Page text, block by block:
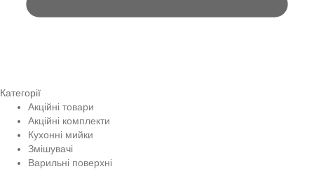
Категорії
Акційні товари
Акційні комплекти
Кухонні мийки
Змішувачі
Варильні поверхні